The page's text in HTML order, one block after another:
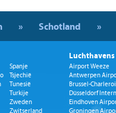
» Schotland »
Spanje
Tsjechië
Tunesië
Turkije
Zweden
Zwitserland
Luchthavens
Airport Weeze
Antwerpen
Brussel-
Düsseldorf
Eindhoven
Groningen